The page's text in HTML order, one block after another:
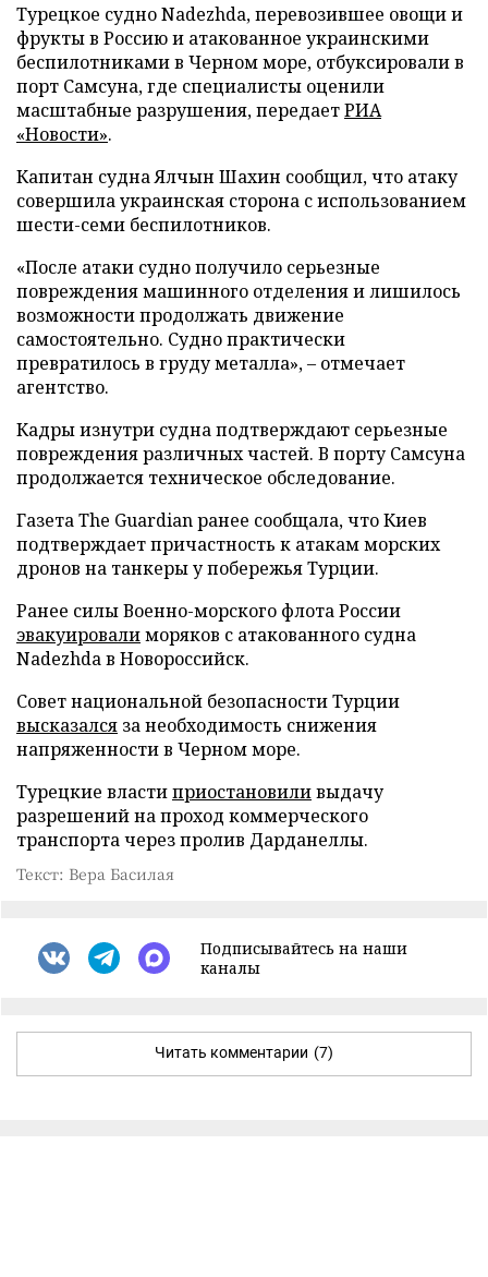
Турецкое судно Nadezhda, перевозившее овощи и
фрукты в Россию и атакованное украинскими
беспилотниками в Черном море, отбуксировали в
порт Самсуна, где специалисты оценили
масштабные разрушения, передаетРИА
«Новости».
Капитан судна Ялчын Шахин сообщил, что атаку
совершила украинская сторона с использованием
шести-семи беспилотников.
«После атаки судно получило серьезные
повреждения машинного отделения и лишилось
возможности продолжать движение
самостоятельно. Судно практически
превратилось в груду металла», – отмечает
агентство.
Кадры изнутри судна подтверждают серьезные
повреждения различных частей. В порту Самсуна
продолжается техническое обследование.
Газета The Guardian ранее сообщала, что Киев
подтверждает причастность к атакам морских
дронов на танкеры у побережья Турции.
Ранее силы Военно-морского флота России
эвакуировалиморяков с атакованного судна
Nadezhda в Новороссийск.
Совет национальной безопасности Турции
высказался за необходимость снижения
напряженности в Черном море.
Турецкие властиприостановиливыдачу
разрешений на проход коммерческого
транспорта через пролив Дарданеллы.
Текст: Вера Басилая
Подписывайтесь на наши
каналы
Читать комментарии (7)